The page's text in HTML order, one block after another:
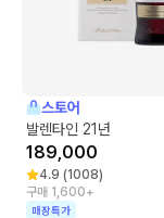
스토어
발렌타인 21년
189,000
4.9 (1008)
구매 1,600+
매장특가